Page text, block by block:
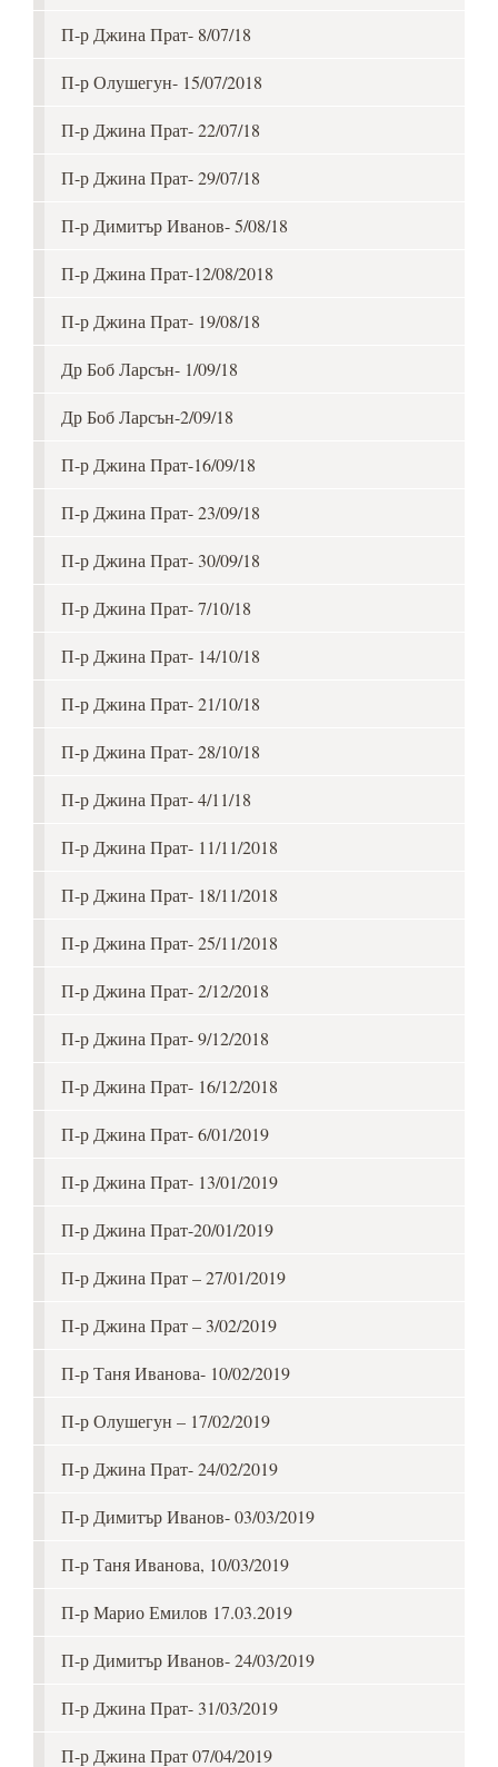
П-р Джина Прат- 8/07/18
П-р Олушегун- 15/07/2018
П-р Джина Прат- 22/07/18
П-р Джина Прат- 29/07/18
П-р Димитър Иванов- 5/08/18
П-р Джина Прат-12/08/2018
П-р Джина Прат- 19/08/18
Др Боб Ларсън- 1/09/18
Др Боб Ларсън-2/09/18
П-р Джина Прат-16/09/18
П-р Джина Прат- 23/09/18
П-р Джина Прат- 30/09/18
П-р Джина Прат- 7/10/18
П-р Джина Прат- 14/10/18
П-р Джина Прат- 21/10/18
П-р Джина Прат- 28/10/18
П-р Джина Прат- 4/11/18
П-р Джина Прат- 11/11/2018
П-р Джина Прат- 18/11/2018
П-р Джина Прат- 25/11/2018
П-р Джина Прат- 2/12/2018
П-р Джина Прат- 9/12/2018
П-р Джина Прат- 16/12/2018
П-р Джина Прат- 6/01/2019
П-р Джина Прат- 13/01/2019
П-р Джина Прат-20/01/2019
П-р Джина Прат – 27/01/2019
П-р Джина Прат – 3/02/2019
П-р Таня Иванова- 10/02/2019
П-р Олушегун – 17/02/2019
П-р Джина Прат- 24/02/2019
П-р Димитър Иванов- 03/03/2019
П-р Таня Иванова, 10/03/2019
П-р Марио Емилов 17.03.2019
П-р Димитър Иванов- 24/03/2019
П-р Джина Прат- 31/03/2019
П-р Джина Прат 07/04/2019